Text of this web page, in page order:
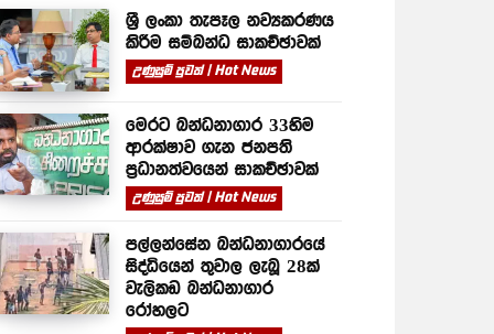
ශ්‍රී ලංකා තැපෑල නව්‍යකරණය
කිරීම සම්බන්ධ සාකච්ඡාවක්
උණුසුම් පුවත් | Hot News
මෙරට බන්ධනාගාර 33හිම
ආරක්ෂාව ගැන ජනපති
ප්‍රධානත්වයෙන් සාකච්ඡාවක්
උණුසුම් පුවත් | Hot News
පල්ලන්සේන බන්ධනාගාරයේ
සිද්ධියෙන් තුවාල ලැබූ 28ක්
වැලිකඩ බන්ධනාගාර
රෝහලට